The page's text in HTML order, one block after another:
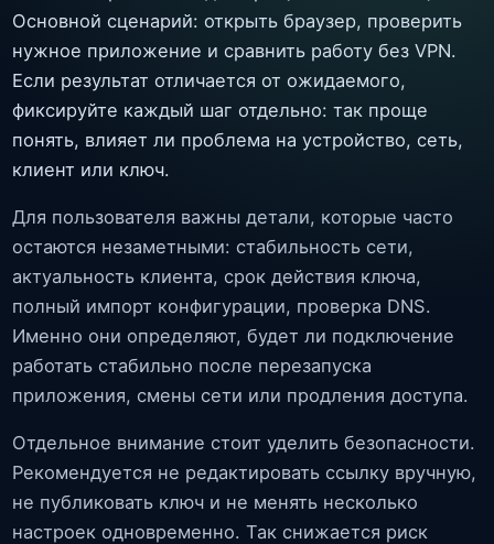
Основной сценарий: открыть браузер, проверить
нужное приложение и сравнить работу без VPN.
Если результат отличается от ожидаемого,
фиксируйте каждый шаг отдельно: так проще
понять, влияет ли проблема на устройство, сеть,
клиент или ключ.
Для пользователя важны детали, которые часто
остаются незаметными: стабильность сети,
актуальность клиента, срок действия ключа,
полный импорт конфигурации, проверка DNS.
Именно они определяют, будет ли подключение
работать стабильно после перезапуска
приложения, смены сети или продления доступа.
Отдельное внимание стоит уделить безопасности.
Рекомендуется не редактировать ссылку вручную,
не публиковать ключ и не менять несколько
настроек одновременно. Так снижается риск